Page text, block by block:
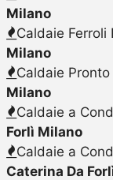
Milano
Caldaie Ferroli
Milano
Caldaie
Milano
Caldaie a
Forlì Milano
Caldaie a
Caterina Da